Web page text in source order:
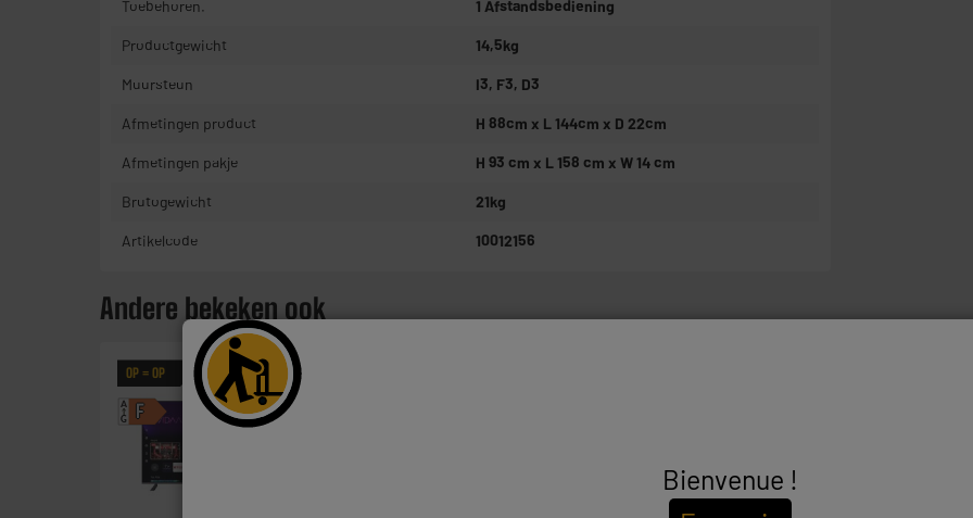
Toebehoren. 1 Afstandsbediening
Productgewicht 14,5kg
Muursteun I3, F3, D3
Afmetingen product H 88cm x L 144cm x D 22cm
Afmetingen pakje H 93 cm x L 158 cm x W 14 cm
Brutogewicht 21kg
Artikelcode 10012156
Andere bekeken ook
OP = OP
F
A
G
Bienvenue !